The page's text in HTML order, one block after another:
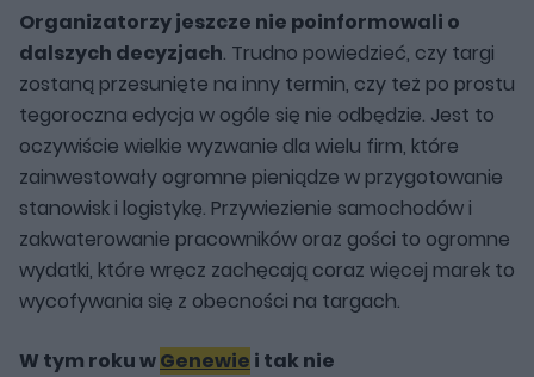
Organizatorzy jeszcze nie poinformowali o
dalszych decyzjach. Trudno powiedzieć, czy targi
zostaną przesunięte na inny termin, czy też po prostu
tegoroczna edycja w ogóle się nie odbędzie. Jest to
oczywiście wielkie wyzwanie dla wielu firm, które
zainwestowały ogromne pieniądze w przygotowanie
stanowisk i logistykę. Przywiezienie samochodów i
zakwaterowanie pracowników oraz gości to ogromne
wydatki, które wręcz zachęcają coraz więcej marek to
wycofywania się z obecności na targach.
W tym roku wGenewie i tak nie